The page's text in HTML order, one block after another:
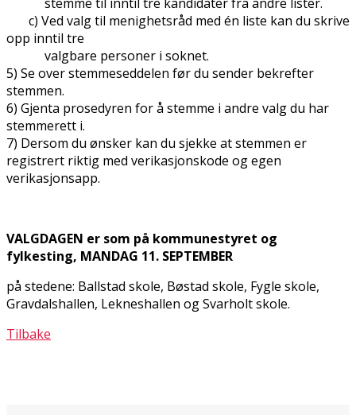
c) Ved valg til menighetsråd med én liste kan du skrive
opp inntil tre
valgbare personer i soknet.
5) Se over stemmeseddelen før du sender bekrefter
stemmen.
6) Gjenta prosedyren for å stemme i andre valg du har
stemmerett i.
7) Dersom du ønsker kan du sjekke at stemmen er
registrert riktig med verifikasjonskode og egen
verifikasjonsapp.
VALGDAGEN er som på kommunestyret og
fylkesting, MANDAG 11. SEPTEMBER
på stedene: Ballstad skole, Bøstad skole, Fygle skole,
Gravdalshallen, Lekneshallen og Svarholt skole.
Tilbake